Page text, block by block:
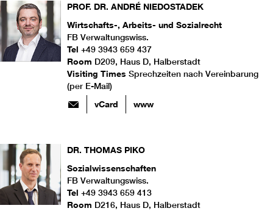
PROF. DR. ANDRÉ NIEDOSTADEK
Wirtschafts-, Arbeits- und Sozialrecht
FB Verwaltungswiss.
Tel +49 3943 659 437
Room D209, Haus D, Halberstadt
Visiting Times Sprechzeiten nach Vereinbarung
(per E-Mail)
vCard www
DR. THOMAS PIKO
Sozialwissenschaften
FB Verwaltungswiss.
Tel +49 3943 659 413
Room D216, Haus D, Halberstadt